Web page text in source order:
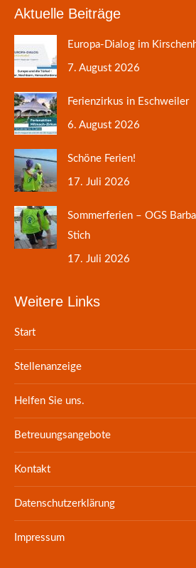
Aktuelle Beiträge
Europa-Dialog im
7. August 2026
Ferienzirkus in Eschweiler
6. August 2026
Schöne Ferien!
17. Juli 2026
Sommerferien – OGS
Stich
17. Juli 2026
Weitere Links
Start
Stellenanzeige
Helfen Sie uns.
Betreuungsangebote
Kontakt
Datenschutzerklärung
Impressum